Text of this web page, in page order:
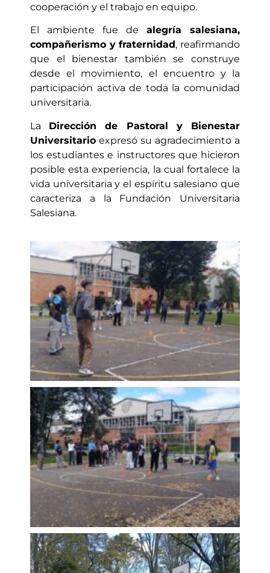
cooperación y el trabajo en equipo.
El ambiente fue de alegría salesiana,
compañerismo y fraternidad, reafirmando
que el bienestar también se construye
desde el movimiento, el encuentro y la
participación activa de toda la comunidad
universitaria.
La Dirección de Pastoral y Bienestar
Universitario expresó su agradecimiento a
los estudiantes e instructores que hicieron
posible esta experiencia, la cual fortalece la
vida universitaria y el espíritu salesiano que
caracteriza a la Fundación Universitaria
Salesiana.